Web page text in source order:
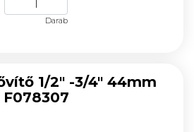
Darab
1/2" -3/4" 44mm
F078307